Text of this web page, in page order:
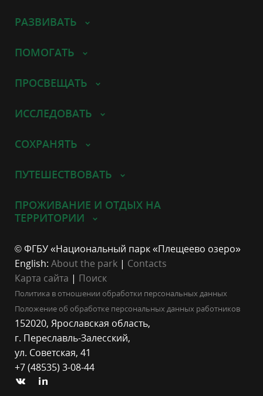
РАЗВИВАТЬ
ПОМОГАТЬ
ПРОСВЕЩАТЬ
ИССЛЕДОВАТЬ
СОХРАНЯТЬ
ПУТЕШЕСТВОВАТЬ
ПРОЖИВАНИЕ И ОТДЫХ НА
ТЕРРИТОРИИ
© ФГБУ «Национальный парк «Плещеево озеро»
English: About the park | Contacts
Карта сайта | Поиск
Политика в отношении обработки персональных данных
Положение об обработке персональных данных работников
152020, Ярославская область,
г. Переславль-Залесский,
ул. Советская, 41
+7 (48535) 3-08-44